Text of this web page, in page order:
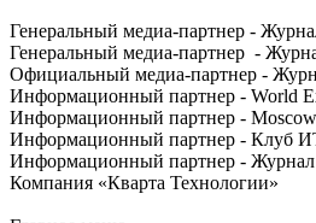
Генеральный медиа-партнер -
Генеральный медиа-партнер -
Официальный медиа-партнер -
Информационный партнер - World
Информационный партнер -
Информационный партнер - Клуб
Информационный партнер -
Компания «Кварта Технологии»